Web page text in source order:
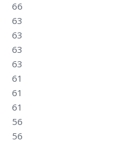
66
63
63
63
63
61
61
61
56
56